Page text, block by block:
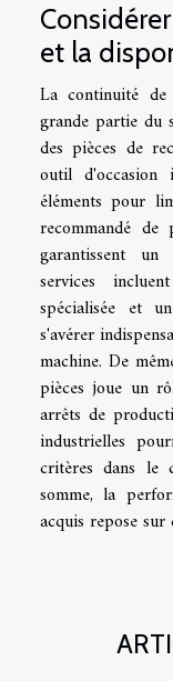
et la
La continuité
grande partie du
des pièces de
outil d'occasion
éléments pour
recommandé
garantissent un
services
spécialisée et
s'avérer
machine. De
pièces joue un
arrêts de
industrielles
critères dans le
somme, la
acquis repose sur